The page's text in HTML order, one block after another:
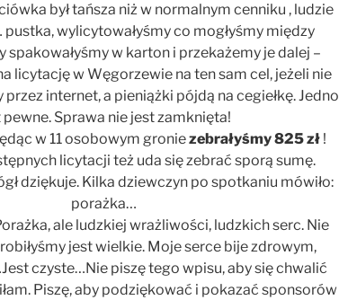
był tańsza niż w normalnym cenniku , ludzie
wylicytowałyśmy co mogłyśmy między
spakowałyśmy w karton i przekażemy je dalej –
licytację w Węgorzewie na ten sam cel, jeżeli nie
internet, a pieniążki pójdą na cegiełkę. Jedno
pewne. Sprawa nie jest zamknięta!
w 11 osobowym groniezebrałyśmy 825 zł !
licytacji też uda się zebrać sporą sumę.
dziękuje. Kilka dziewczyn po spotkaniu mówiło:
porażka…
ale ludzkiej wrażliwości, ludzkich serc. Nie
jest wielkie. Moje serce bije zdrowym,
czyste…Nie piszę tego wpisu, aby się chwalić
Piszę, aby podziękować i pokazać sponsorów